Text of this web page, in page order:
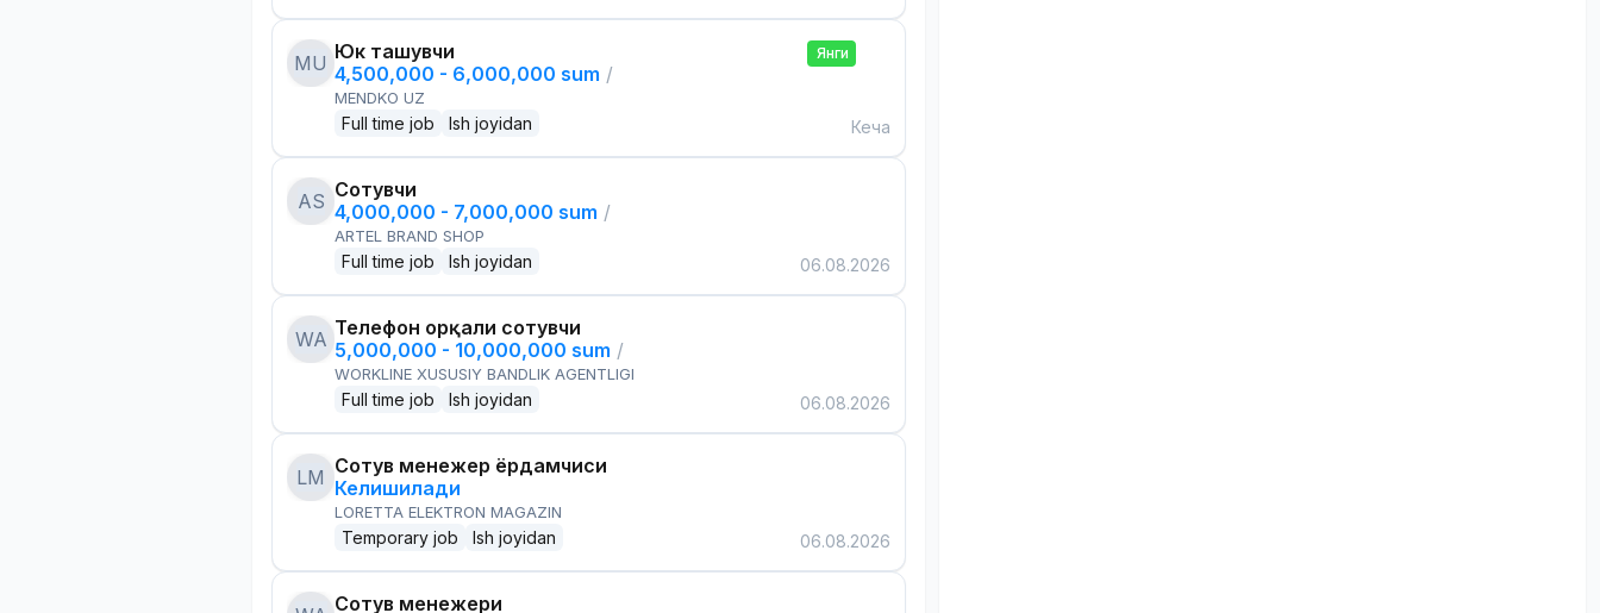
MU Юк ташувчи
4,500,000 - 6,000,000 sum /
MENDKO UZ
Full time job Ish joyidan
Янги
Кеча
AS Сотувчи
4,000,000 - 7,000,000 sum /
ARTEL BRAND SHOP
Full time job Ish joyidan 06.08.2026
WA Телефон орқали сотувчи
5,000,000 - 10,000,000 sum /
WORKLINE XUSUSIY BANDLIK AGENTLIGI
Full time job Ish joyidan 06.08.2026
LM Сотув менежер ёрдамчиси
Келишилади
LORETTA ELEKTRON MAGAZIN
Temporary job Ish joyidan 06.08.2026
Сотув менежери